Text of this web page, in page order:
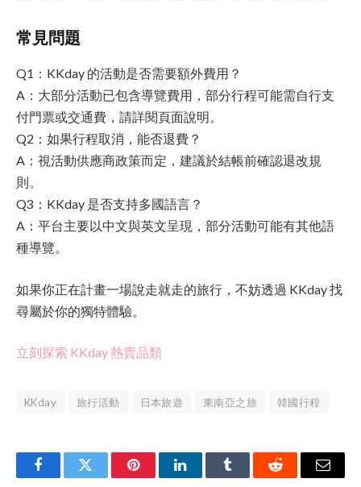
常見問題
Q1：KKday 的活動是否需要額外費用？
A：大部分活動已包含導覽費用，部分行程可能需自行支
付門票或交通費，請詳閱頁面說明。
Q2：如果行程取消，能否退費？
A：視活動供應商政策而定，建議於結帳前確認退改規
則。
Q3：KKday 是否支持多國語言？
A：平台主要以中文與英文呈現，部分活動可能有其他語
種導覽。
如果你正在計畫一場說走就走的旅行，不妨透過 KKday 找
尋屬於你的獨特體驗。
立刻探索 KKday 熱賣品類
KKday 旅行活動 日本旅遊 東南亞之旅 韓國行程
FacebookTwitter PinterestLinkedInTumblr Reddit Email